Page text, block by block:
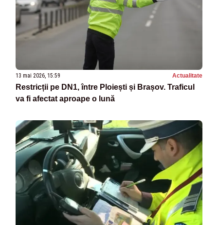
13 mai 2026, 15:59 Actualitate
Restricții pe DN1, între Ploiești și Brașov. Traficul
va fi afectat aproape o lună